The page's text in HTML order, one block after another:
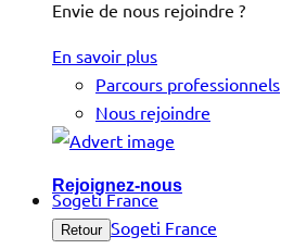
Envie de nous rejoindre ?
En savoir plus
Parcours professionnels
Nous rejoindre
Rejoignez-nous
Sogeti France
Retour Sogeti France